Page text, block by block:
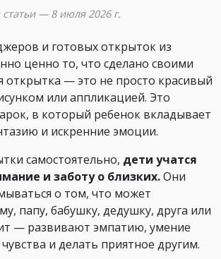
— 8 июля 2026 г.
и готовых открыток из
ценно то, что сделано своими
открытка — это не просто красивый
или аппликацией. Это
в который ребенок вкладывает
и искренние эмоции.
самостоятельно, дети учатся
и заботу о близких.Они
о том, что может
папу, бабушку, дедушку, друга или
— развивают эмпатию, умение
и делать приятное другим.